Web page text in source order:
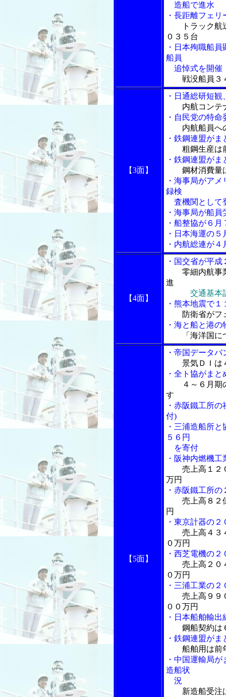
造船で進水
・長距離フェ
トラック
０３５台
・日本殉職船
船員
追悼式を開催
戦没船員３
【3面】
・日通総研短
内航コンテ
・自民党の特
内航船員へ
・鉄鋼連盟が
粗鋼生産は
・鉄鋼連盟が
鋼材消費量
・海事局がア
録検
査機関として
・海事局が船
・船整協が６
・日本海運の
・内航総連が
【4面】
・国交省が平
零細内航事
進
交通基本
・熊本地震で
防衛省がフ
・海と船と港
「海洋国
【5面】
・帝国データ
景気ＤＩは
・全ト協がま
４～６月期
す
・赤阪鐵工所
付)
・三浦造船所
５６円
を寄付
・阪神内燃機
売上高１２
万円
・赤阪鐵工所
売上高８２
円
・東京計器の
売上高４３
０万円
・西芝電機の
売上高２０
０万円
・三浦工業の
売上高９９
００万円
・日本船舶輸
鋼船契約は
・鉄鋼連盟が
船舶用は前
・中国運輸局
造船状
況
新造船受注